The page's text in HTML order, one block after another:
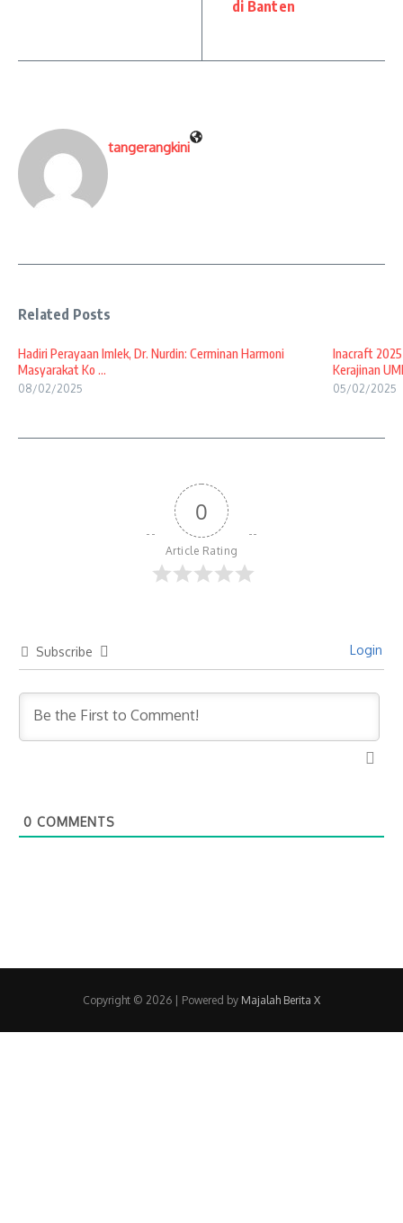
di Banten
tangerangkini
Related Posts
Hadiri Perayaan Imlek, Dr. Nurdin: Cerminan Harmoni
Masyarakat Ko ...
08/02/2025
Inacraft
Kerajinan
05/02/2025
0
Article Rating
Subscribe Login
0 COMMENTS
Copyright © 2026 | Powered by Majalah Berita X